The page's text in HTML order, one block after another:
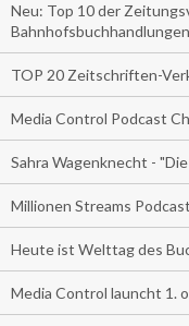
Neu: Top 10 der
TOP 20 Zeitschriften-
Media Control Podcast
Sahra Wagenknecht -
Millionen Streams
Heute ist Welttag des
Media Control launcht 1.